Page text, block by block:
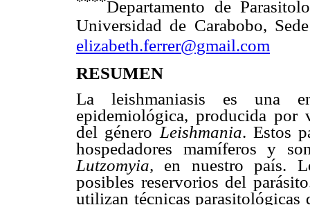
Departamento de
Universidad de Carabobo,
elizabeth.ferrer@gmail.com
RESUMEN
La leishmaniasis es una
epidemiológica, producida por
del género Leishmania. Estos
hospedadores mamíferos y
Lutzomyia, en nuestro país.
posibles reservorios del
utilizan técnicas parasitológicas